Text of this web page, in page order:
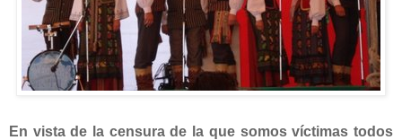
En vista de la censura de la que somos víctimas todos